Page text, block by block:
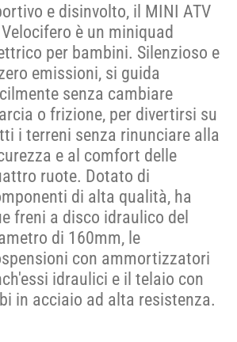
e disinvolto, il MINI ATV
è un miniquad
per bambini. Silenzioso e
emissioni, si guida
senza cambiare
o frizione, per divertirsi su
i terreni senza rinunciare alla
e al comfort delle
ruote. Dotato di
di alta qualità, ha
freni a disco idraulico del
di 160mm, le
con ammortizzatori
idraulici e il telaio con
in acciaio ad alta resistenza.